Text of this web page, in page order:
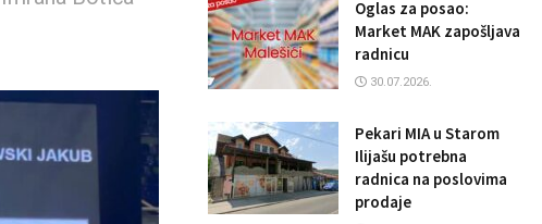
Oglas za posao:
Market MAK zapošljava
radnicu
30.07.2026.
Pekari MIA u Starom
Ilijašu potrebna
radnica na poslovima
prodaje